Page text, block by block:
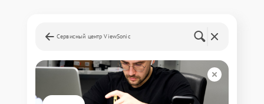
Сервисный центр ViewSonic